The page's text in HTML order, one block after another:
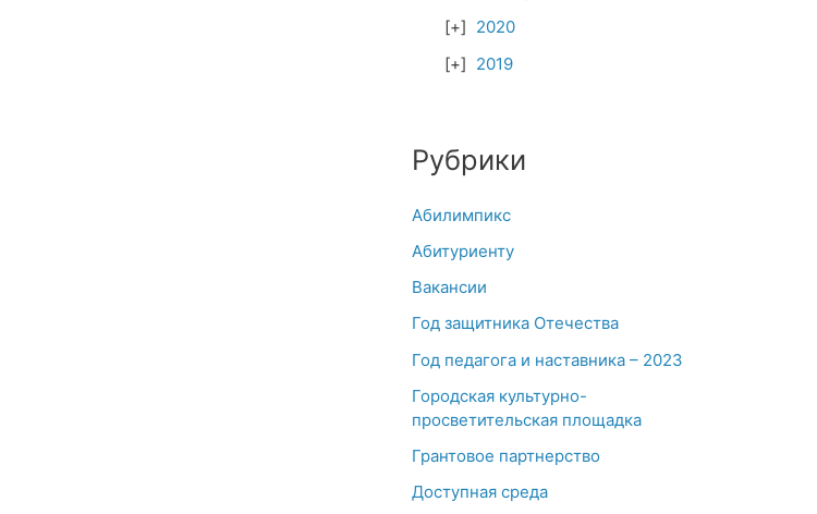
2020
2019
Рубрики
Абилимпикс
Абитуриенту
Вакансии
Год защитника Отечества
Год педагога и наставника – 2023
Городская культурно-
просветительская площадка
Грантовое партнерство
Доступная среда